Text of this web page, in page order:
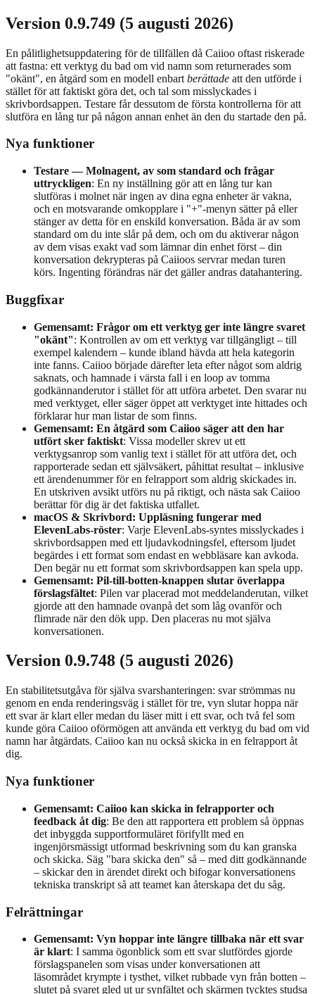
Version 0.9.749 (5 augusti 2026)
En pålitlighetsuppdatering för de tillfällen då Caiioo oftast riskerade
att fastna: ett verktyg du bad om vid namn som returnerades som
"okänt", en åtgärd som en modell enbart berättade att den utförde i
stället för att faktiskt göra det, och tal som misslyckades i
skrivbordsappen. Testare får dessutom de första kontrollerna för att
slutföra en lång tur på någon annan enhet än den du startade den på.
Nya funktioner
Testare — Molnagent, av som standard och frågar
uttryckligen: En ny inställning gör att en lång tur kan
slutföras i molnet när ingen av dina egna enheter är vakna,
och en motsvarande omkopplare i "+"-menyn sätter på eller
stänger av detta för en enskild konversation. Båda är av som
standard om du inte slår på dem, och om du aktiverar någon
av dem visas exakt vad som lämnar din enhet först – din
konversation dekrypteras på Caiioos servrar medan turen
körs. Ingenting förändras när det gäller andras datahantering.
Buggfixar
Gemensamt: Frågor om ett verktyg ger inte längre svaret
"okänt": Kontrollen av om ett verktyg var tillgängligt – till
exempel kalendern – kunde ibland hävda att hela kategorin
inte fanns. Caiioo började därefter leta efter något som aldrig
saknats, och hamnade i värsta fall i en loop av tomma
godkännanderutor i stället för att utföra arbetet. Den svarar nu
med verktyget, eller säger öppet att verktyget inte hittades och
förklarar hur man listar de som finns.
Gemensamt: En åtgärd som Caiioo säger att den har
utfört sker faktiskt: Vissa modeller skrev ut ett
verktygsanrop som vanlig text i stället för att utföra det, och
rapporterade sedan ett självsäkert, påhittat resultat – inklusive
ett ärendenummer för en felrapport som aldrig skickades in.
En utskriven avsikt utförs nu på riktigt, och nästa sak Caiioo
berättar för dig är det faktiska utfallet.
macOS & Skrivbord: Uppläsning fungerar med
ElevenLabs-röster: Varje ElevenLabs-syntes misslyckades i
skrivbordsappen med ett ljudavkodningsfel, eftersom ljudet
begärdes i ett format som endast en webbläsare kan avkoda.
Den begär nu ett format som skrivbordsappen kan spela upp.
Gemensamt: Pil-till-botten-knappen slutar överlappa
förslagsfältet: Pilen var placerad mot meddelanderutan, vilket
gjorde att den hamnade ovanpå det som låg ovanför och
flimrade när den dök upp. Den placeras nu mot själva
konversationen.
Version 0.9.748 (5 augusti 2026)
En stabilitetsutgåva för själva svarshanteringen: svar strömmas nu
genom en enda renderingsväg i stället för tre, vyn slutar hoppa när
ett svar är klart eller medan du läser mitt i ett svar, och två fel som
kunde göra Caiioo oförmögen att använda ett verktyg du bad om vid
namn har åtgärdats. Caiioo kan nu också skicka in en felrapport åt
dig.
Nya funktioner
Gemensamt: Caiioo kan skicka in felrapporter och
feedback åt dig: Be den att rapportera ett problem så öppnas
det inbyggda supportformuläret förifyllt med en
ingenjörsmässigt utformad beskrivning som du kan granska
och skicka. Säg "bara skicka den" så – med ditt godkännande
– skickar den in ärendet direkt och bifogar konversationens
tekniska transkript så att teamet kan återskapa det du såg.
Felrättningar
Gemensamt: Vyn hoppar inte längre tillbaka när ett svar
är klart: I samma ögonblick som ett svar slutfördes gjorde
förslagspanelen som visas under konversationen att
läsområdet krympte i tysthet, vilket rubbade vyn från botten –
slutet på svaret gled ut ur synfältet och skärmen tycktes studsa